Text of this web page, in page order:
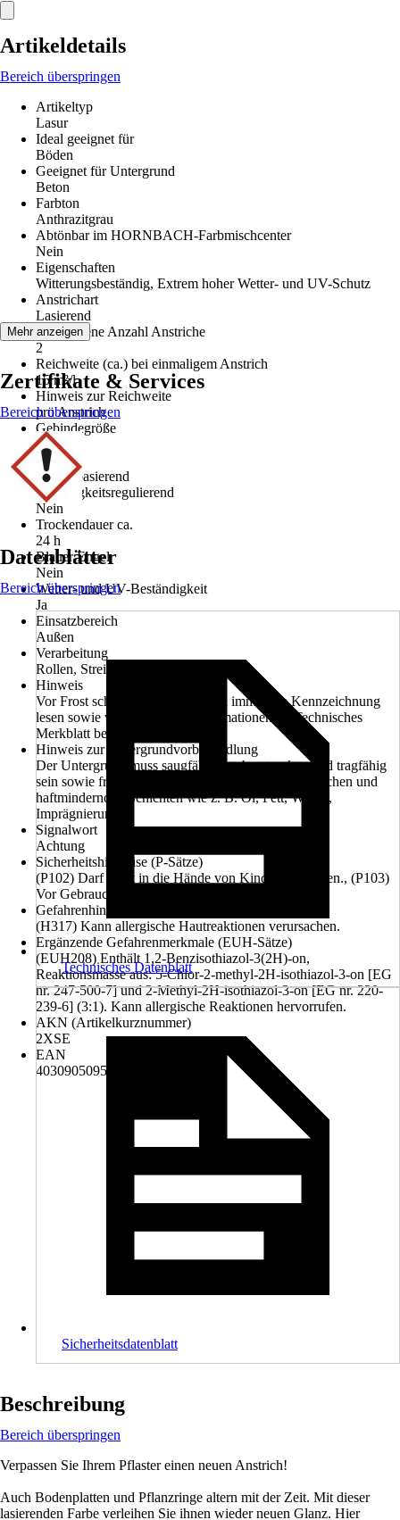
Artikeldetails
Bereich überspringen
Artikeltyp
Lasur
Ideal geeignet für
Böden
Geeignet für Untergrund
Beton
Farbton
Anthrazitgrau
Abtönbar im HORNBACH-Farbmischcenter
Nein
Eigenschaften
Witterungsbeständig, Extrem hoher Wetter- und UV-Schutz
Anstrichart
Lasierend
Empfohlene Anzahl Anstriche
2
Reichweite (ca.) bei einmaligem Anstrich
15 m²/l
Hinweis zur Reichweite
pro Anstrich
Gebindegröße
2,5 l
Basis
Wasserbasierend
Feuchtigkeitsregulierend
Nein
Trockendauer ca.
24 h
Blauer Engel
Nein
Wetter- und UV-Beständigkeit
Ja
Einsatzbereich
Außen
Verarbeitung
Rollen, Streichen, Sprühen
Hinweis
Vor Frost schützen. Vor Gebrauch immer die Kennzeichnung
lesen sowie weitere Produktinformationen im Technisches
Merkblatt beachten.
Hinweis zur Untergrundvorbehandlung
Der Untergrund muss saugfähig, sauber, trocken und tragfähig
sein sowie frei von Algen, Moosen, alten Farbanstrichen und
haftmindernden Schichten wie z. B. Öl, Fett, Wachs,
Imprägnierungen
Signalwort
Achtung
Sicherheitshinweise (P-Sätze)
(P102) Darf nicht in die Hände von Kindern gelangen., (P103)
Vor Gebrauch Kennzeichnungsetikett lesen.
Gefahrenhinweise (H-Sätze)
(H317) Kann allergische Hautreaktionen verursachen.
Ergänzende Gefahrenmerkmale (EUH-Sätze)
(EUH208) Enthält 1,2-Benzisothiazol-3(2H)-on,
Reaktionsmasse aus: 5-Chlor-2-methyl-2H-isothiazol-3-on [EG
nr. 247-500-7] und 2-Methyl-2H-isothiazol-3-on [EG nr. 220-
239-6] (3:1). Kann allergische Reaktionen hervorrufen.
AKN (Artikelkurznummer)
2XSE
EAN
4030905095234
Mehr anzeigen
Zertifikate & Services
Bereich überspringen
Datenblätter
Bereich überspringen
Technisches Datenblatt
Sicherheitsdatenblatt
Beschreibung
Bereich überspringen
Verpassen Sie Ihrem Pflaster einen neuen Anstrich!
Auch Bodenplatten und Pflanzringe altern mit der Zeit. Mit dieser
lasierenden Farbe verleihen Sie ihnen wieder neuen Glanz. Hier